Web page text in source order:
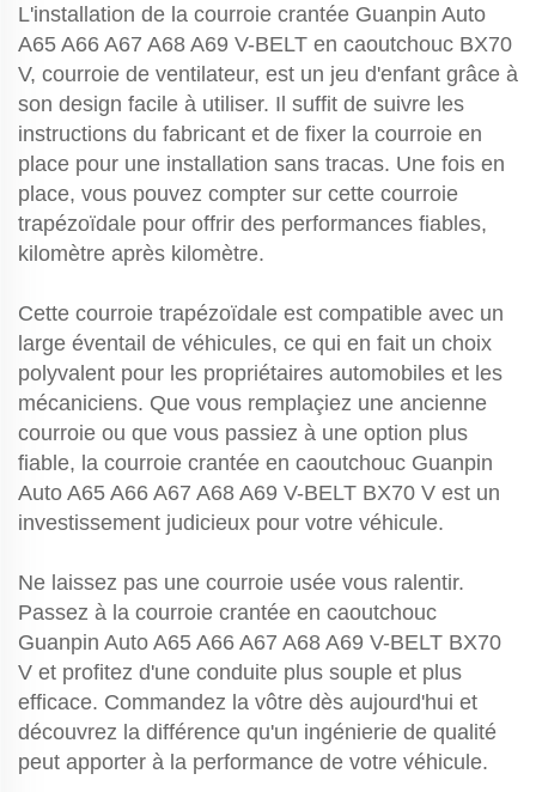
L'installation de la courroie crantée Guanpin Auto
A65 A66 A67 A68 A69 V-BELT en caoutchouc BX70
V, courroie de ventilateur, est un jeu d'enfant grâce à
son design facile à utiliser. Il suffit de suivre les
instructions du fabricant et de fixer la courroie en
place pour une installation sans tracas. Une fois en
place, vous pouvez compter sur cette courroie
trapézoïdale pour offrir des performances fiables,
kilomètre après kilomètre.
Cette courroie trapézoïdale est compatible avec un
large éventail de véhicules, ce qui en fait un choix
polyvalent pour les propriétaires automobiles et les
mécaniciens. Que vous remplaçiez une ancienne
courroie ou que vous passiez à une option plus
fiable, la courroie crantée en caoutchouc Guanpin
Auto A65 A66 A67 A68 A69 V-BELT BX70 V est un
investissement judicieux pour votre véhicule.
Ne laissez pas une courroie usée vous ralentir.
Passez à la courroie crantée en caoutchouc
Guanpin Auto A65 A66 A67 A68 A69 V-BELT BX70
V et profitez d'une conduite plus souple et plus
efficace. Commandez la vôtre dès aujourd'hui et
découvrez la différence qu'un ingénierie de qualité
peut apporter à la performance de votre véhicule.